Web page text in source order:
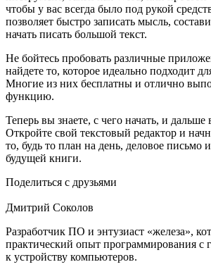
чтобы у вас всегда было под рукой
позволяет быстро записать мысль,
начать писать большой текст.
Не бойтесь пробовать различные
найдете то, которое идеально подходит
Многие из них бесплатны и отлично
функцию.
Теперь вы знаете, с чего начать, и дальше
Откройте свой текстовый редактор и
то, будь то план на день, деловое письмо
будущей книги.
Поделиться с друзьями
Дмитрий Соколов
Разработчик ПО и энтузиаст «железа»,
практический опыт программирования с
к устройству компьютеров.